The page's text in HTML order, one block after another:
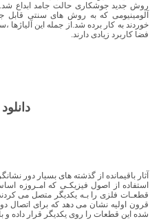
روش جدید جوشکاری حالت جامد ابداع
آلومینیومی که به روش های سنتی
فضا کاربرد زیادی دارند.
آثار باقیمانده از گذشته های بسیار دور
استفاده از اصول فیزیکـی که امـروزه
قطعـات فلزی را بـه یکدیگر متصل می
قرون اولیه نشان می دهد که برای اتصال
شده این قطعات را روی یکدیگر قرار داده